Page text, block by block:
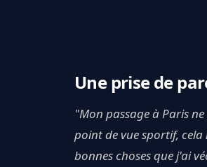
Une prise de
"Mon passage à Paris
point de vue sportif, cela
bonnes choses que j'ai